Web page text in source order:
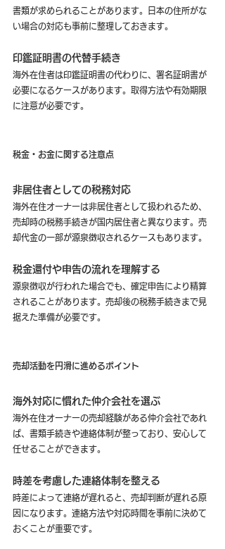
書類が求められることがあります。日本の住所がな
い場合の対応も事前に整理しておきます。
印鑑証明書の代替手続き
海外在住者は印鑑証明書の代わりに、署名証明書が
必要になるケースがあります。取得方法や有効期限
に注意が必要です。
税金・お金に関する注意点
非居住者としての税務対応
海外在住オーナーは非居住者として扱われるため、
売却時の税務手続きが国内居住者と異なります。売
却代金の一部が源泉徴収されるケースもあります。
税金還付や申告の流れを理解する
源泉徴収が行われた場合でも、確定申告により精算
されることがあります。売却後の税務手続きまで見
据えた準備が必要です。
売却活動を円滑に進めるポイント
海外対応に慣れた仲介会社を選ぶ
海外在住オーナーの売却経験がある仲介会社であれ
ば、書類手続きや連絡体制が整っており、安心して
任せることができます。
時差を考慮した連絡体制を整える
時差によって連絡が遅れると、売却判断が遅れる原
因になります。連絡方法や対応時間を事前に決めて
おくことが重要です。